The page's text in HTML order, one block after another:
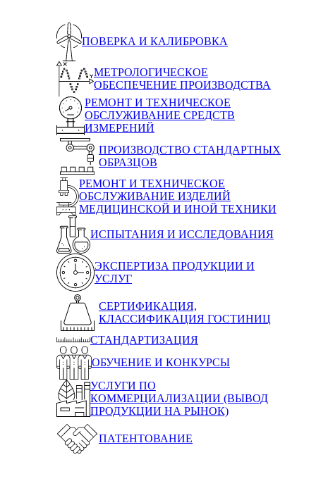
ПОВЕРКА И КАЛИБРОВКА
МЕТРОЛОГИЧЕСКОЕ
ОБЕСПЕЧЕНИЕ ПРОИЗВОДСТВА
РЕМОНТ И ТЕХНИЧЕСКОЕ
ОБСЛУЖИВАНИЕ СРЕДСТВ
ИЗМЕРЕНИЙ
ПРОИЗВОДСТВО СТАНДАРТНЫХ
ОБРАЗЦОВ
РЕМОНТ И ТЕХНИЧЕСКОЕ
ОБСЛУЖИВАНИЕ ИЗДЕЛИЙ
МЕДИЦИНСКОЙ И ИНОЙ ТЕХНИКИ
ИСПЫТАНИЯ И ИССЛЕДОВАНИЯ
ЭКСПЕРТИЗА ПРОДУКЦИИ И
УСЛУГ
СЕРТИФИКАЦИЯ,
КЛАССИФИКАЦИЯ ГОСТИНИЦ
СТАНДАРТИЗАЦИЯ
ОБУЧЕНИЕ И КОНКУРСЫ
УСЛУГИ ПО
КОММЕРЦИАЛИЗАЦИИ (ВЫВОД
ПРОДУКЦИИ НА РЫНОК)
ПАТЕНТОВАНИЕ